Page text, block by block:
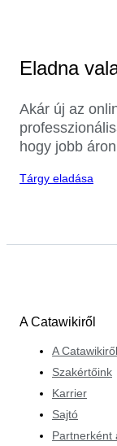
Eladna
Akár új az
hogy jobb
Tárgy eladása
A Catawikiről
A Catawikiről
Szakértőink
Karrier
Sajtó
Partnerként